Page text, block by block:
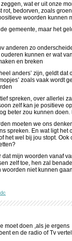
wat er uit onze
rot, bedorven, zoals
woorden kunnen
gemeente, maar het
anderen zo
kunnen er wat
en breken
anders’ zijn, geldt
zoals vaak wordt
spreken, over allerlei
zelf kan je positieve
beter zou kunnen doen.
moeten we ons
spreken. En wat ligt
het wel bij jou stopt.
dat mijn woorden vanaf
zelf toe, hen zal
niet kunnen
moet doen ,als je ergens
en de radio of Tv